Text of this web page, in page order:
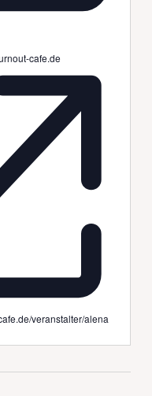
cafe.de
veranstalter/alena